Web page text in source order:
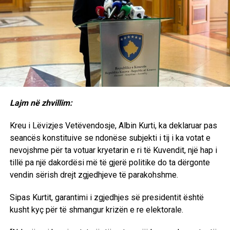
qenë të interesuara ta rëndojnë pozitën e të akuzuarve.
Një tjetër shqetësim është mungesa e transparencës. Për
dikë që ka ndjekur nga afër procese të shumta gjyqësore
në kohën e UNMIK-ut, ngjashmëritë në mënyrën e
zhvillimit të disa seancave janë të dukshme. Kam trajtuar
këto çështje edhe në librin tim “Vrasja e Drejtësisë në
Kosovë”, ku kam argumentuar se në disa procese të
administruara nga UNMIK-u ka pasur paragjykime ndaj
kanë reflektuar standardet më të larta të drejtësisë.
EkonomiaOnline: Profesor Sabedini, a besoni se Gjykata
Speciale do të marrë një vendim të drejtë në këtë proces?
Sabedini: Unë shpresoj që trupi gjykues do t’i japë peshën
e duhur dëshmive të figurave kredibile, përfshirë
personalitete politike dhe ushtarake të NATO-s dhe
Lajm në zhvillim:
Kreu i Lëvizjes Vetëvendosje, Albin Kurti, ka deklaruar pas
seancës konstituive se ndonëse subjekti i tij i ka votat e
nevojshme për ta votuar kryetarin e ri të Kuvendit, një hap i
tillë pa një dakordësi më të gjerë politike do ta dërgonte
vendin sërish drejt zgjedhjeve të parakohshme.
Sipas Kurtit, garantimi i zgjedhjes së presidentit është
kusht kyç për të shmangur krizën e re elektorale.